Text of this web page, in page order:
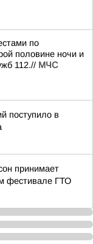
по
половине ночи и
112.// МЧС
поступило в
принимает
фестивале ГТО